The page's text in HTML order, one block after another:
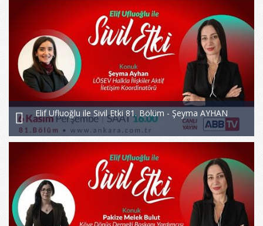
Elif Ufluoğlu ile Sivil Etki 81. Bölüm - Şeyma AYHAN